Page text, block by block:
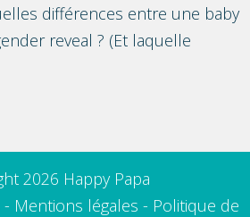
différences entre une baby
reveal ? (Et laquelle
2026 Happy Papa
- Mentions légales - Politique de